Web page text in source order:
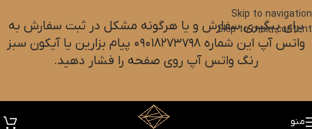
Skip to navigation
Skip to main content
برای پیگیری سفارش و یا هرگونه مشکل در ثبت سفارش به
واتس آپ این شماره ۰۹۰۱۸۲۷۳۷۹۸ پیام بزارین یا آیکون سبز
رنگ واتس آپ روی صفحه را فشار دهید.
منو